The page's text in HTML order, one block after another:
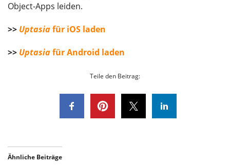
Object-Apps leiden.
>> Uptasiafür iOS laden
>> Uptasiafür Android laden
Teile den Beitrag:
Ähnliche Beiträge